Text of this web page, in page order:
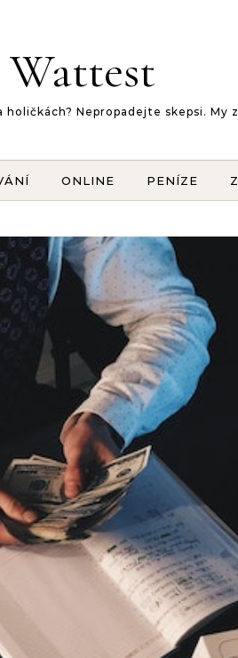
Wattest
Nepropadejte skepsi.
ONLINE PENÍZE